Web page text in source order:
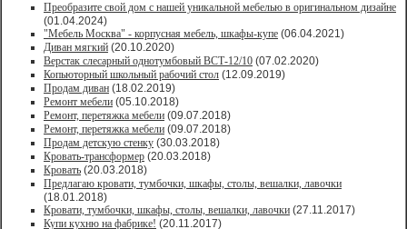
Преобразите свой дом с нашей уникальной мебелью в оригинальном дизайне
(01.04.2024)
"Мебель Москва" - корпусная мебель, шкафы-купе (06.04.2021)
Диван мягкий (20.10.2020)
Верстак слесарный однотумбовый ВСТ-12/10 (07.02.2020)
Копьюторный школьный рабочий стол (12.09.2019)
Продам диван (18.02.2019)
Ремонт мебели (05.10.2018)
Ремонт, перетяжка мебели (09.07.2018)
Ремонт, перетяжка мебели (09.07.2018)
Продам детскую стенку (30.03.2018)
Кровать-трансформер (20.03.2018)
Кровать (20.03.2018)
Предлагаю кровати, тумбочки, шкафы, столы, вешалки, лавочки
(18.01.2018)
Кровати, тумбочки, шкафы, столы, вешалки, лавочки (27.11.2017)
Купи кухню на фабрике! (20.11.2017)